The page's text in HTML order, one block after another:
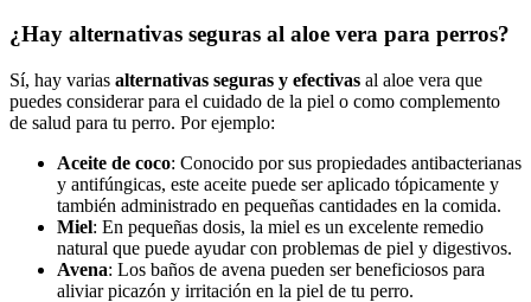
¿Hay alternativas seguras al aloe vera para perros?
Sí, hay varias alternativas seguras y efectivas al aloe vera que
puedes considerar para el cuidado de la piel o como complemento
de salud para tu perro. Por ejemplo:
Aceite de coco: Conocido por sus propiedades antibacterianas
y antifúngicas, este aceite puede ser aplicado tópicamente y
también administrado en pequeñas cantidades en la comida.
Miel: En pequeñas dosis, la miel es un excelente remedio
natural que puede ayudar con problemas de piel y digestivos.
Avena: Los baños de avena pueden ser beneficiosos para
aliviar picazón y irritación en la piel de tu perro.